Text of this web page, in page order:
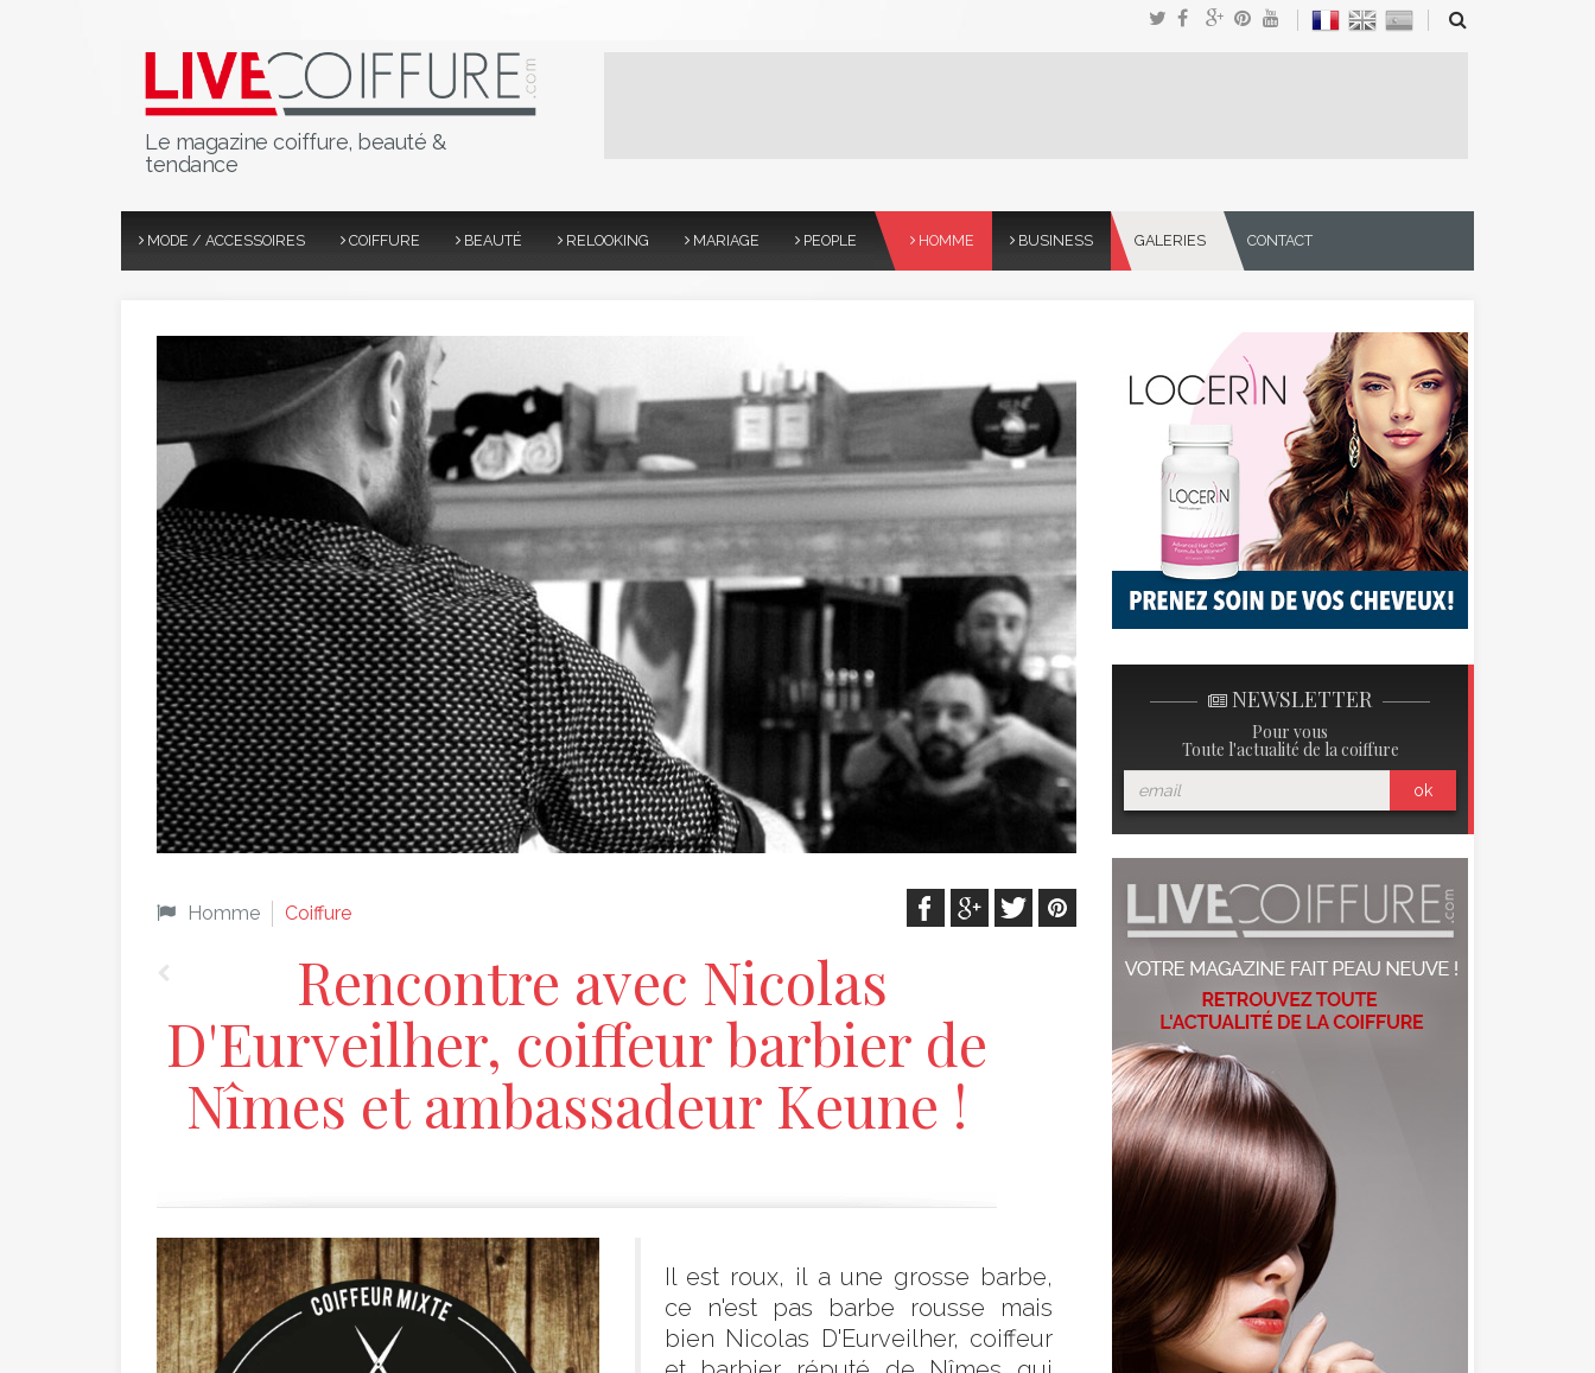
Le magazine coiffure, beauté &
tendance
MODE / ACCESSOIRES COIFFURE BEAUTÉ RELOOKING MARIAGE PEOPLE HOMME BUSINESS GALERIES CONTACT
Homme Coiffure
Rencontre avec Nicolas
D'Eurveilher, coiffeur barbier de
Nîmes et ambassadeur Keune !
Il est roux, il a une grosse barbe,
ce n'est pas barbe rousse mais
bien Nicolas D'Eurveilher, coiffeur
NEWSLETTER
Pour vous
Toute l'actualité de la coiffure
ok